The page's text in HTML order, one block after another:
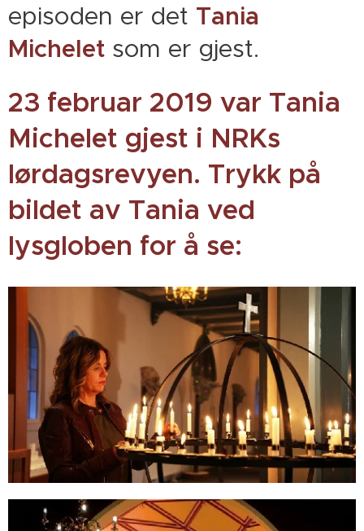
episoden er det Tania
Michelet som er gjest.
23 februar 2019 var Tania
Michelet gjest i NRKs
lørdagsrevyen. Trykk på
bildet av Tania ved
lysgloben for å se: